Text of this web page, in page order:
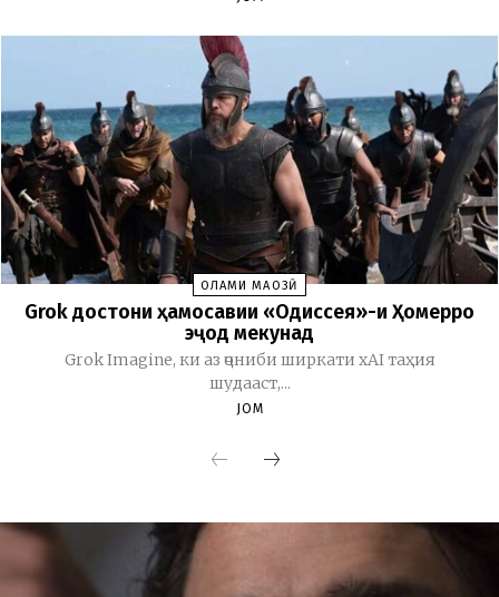
ОЛАМИ МАҶОЗӢ
Grok достони ҳамосавии «Одиссея»-и Ҳомерро
эҷод мекунад
Grok Imagine, ки аз ҷониби ширкати xAI таҳия
шудааст,...
JOM